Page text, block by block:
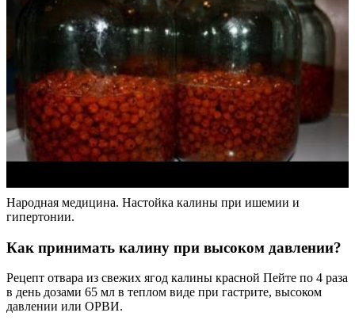
Народная медицина. Настойка калины при ишемии и
гипертонии.
Как принимать калину при высоком давлении?
Рецепт отвара из свежих ягод калины красной Пейте по 4 раза
в день дозами 65 мл в теплом виде при гастрите, высоком
давлении или ОРВИ.